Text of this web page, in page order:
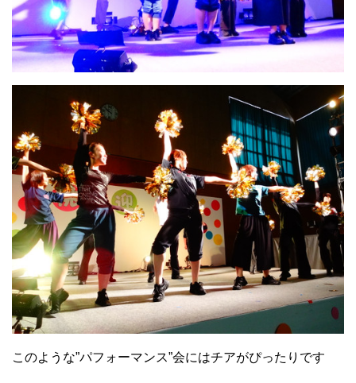
このような”パフォーマンス”会にはチアがぴったりです